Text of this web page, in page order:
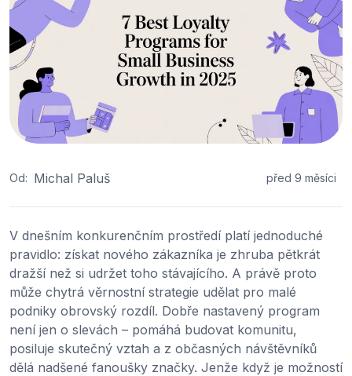
Od: Michal Paluš před 9 měsíci
V dnešním konkurenčním prostředí platí jednoduché
pravidlo: získat nového zákazníka je zhruba pětkrát
dražší než si udržet toho stávajícího. A právě proto
může chytrá věrnostní strategie udělat pro malé
podniky obrovský rozdíl. Dobře nastavený program
není jen o slevách – pomáhá budovat komunitu,
posiluje skutečný vztah a z občasných návštěvníků
dělá nadšené fanoušky značky. Jenže když je možností